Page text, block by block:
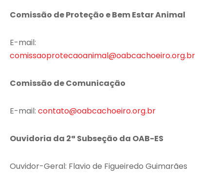
Comissão de Proteção e Bem Estar Animal
E-mail:
comissaoprotecaoanimal@oabcachoeiro.org.br
Comissão de Comunicação
E-mail: contato@oabcachoeiro.org.br
Ouvidoria da 2ª Subseção da OAB-ES
Ouvidor-Geral: Flavio de Figueiredo Guimarães